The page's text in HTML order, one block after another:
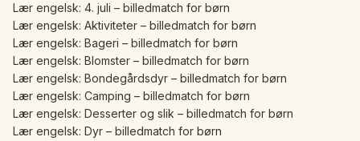
Lær engelsk: 4. juli – billedmatch for børn
Lær engelsk: Aktiviteter – billedmatch for børn
Lær engelsk: Bageri – billedmatch for børn
Lær engelsk: Blomster – billedmatch for børn
Lær engelsk: Bondegårdsdyr – billedmatch for børn
Lær engelsk: Camping – billedmatch for børn
Lær engelsk: Desserter og slik – billedmatch for børn
Lær engelsk: Dyr – billedmatch for børn